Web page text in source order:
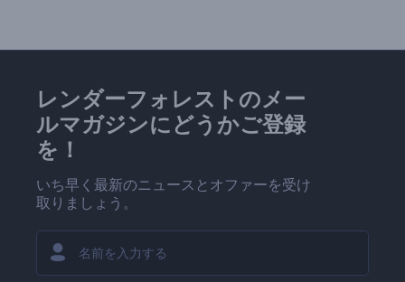
レンダーフォレストのメー
ルマガジンにどうかご登録
を！
いち早く最新のニュースとオファーを受け
取りましょう。